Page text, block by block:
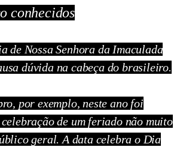
conhecidos
de Nossa Senhora da Imaculada
dúvida na cabeça do brasileiro.
por exemplo, neste ano foi
de um feriado não muito
geral.A data celebra o Dia